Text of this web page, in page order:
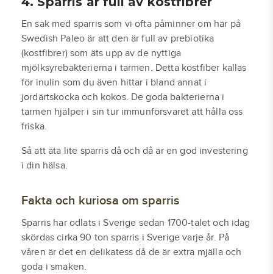
En sak med sparris som vi ofta påminner om här på
Swedish Paleo är att den är full av prebiotika
(kostfibrer) som äts upp av de nyttiga
mjölksyrebakterierna i tarmen. Detta kostfiber kallas
för inulin som du även hittar i bland annat i
jordärtskocka och kokos. De goda bakterierna i
tarmen hjälper i sin tur immunförsvaret att hålla oss
friska.
Så att äta lite sparris då och då är en god investering
i din hälsa.
Fakta och kuriosa om sparris
Sparris har odlats i Sverige sedan 1700-talet och idag
skördas cirka 90 ton sparris i Sverige varje år. På
våren är det en delikatess då de är extra mjälla och
goda i smaken.